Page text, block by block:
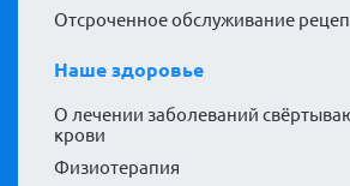
Отсроченное обслуживание
Наше здоровье
О лечении заболеваний
крови
Физиотерапия